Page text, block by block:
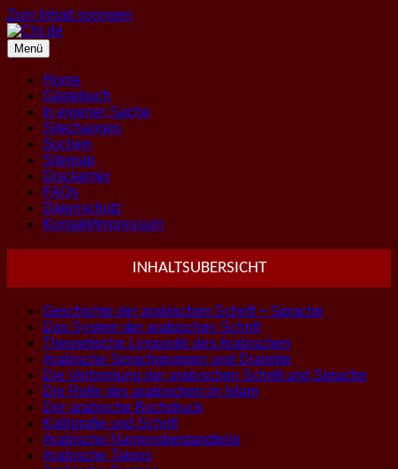
Zum Inhalt springen
Menü
Home
Gästebuch
In eigener Sache
Sitechanges
Suchen
Sitemap
Disclaimer
FAQs
Datenschutz
Kontakt/Impressum
INHALTSUBERSICHT
Geschichte der arabischen Schrift + Sprache
Das System der arabischen Schrift
Theoretische Linguistik des Arabischen
Arabische Sprachgruppen und Dialekte
Die Verbreitung der arabischen Schrift und Sprache
Die Rolle des arabischen im Islam
Der arabische Buchdruck
Kalligrafie und Schrift
Arabische Namensbestandteile
Arabische Tatoos